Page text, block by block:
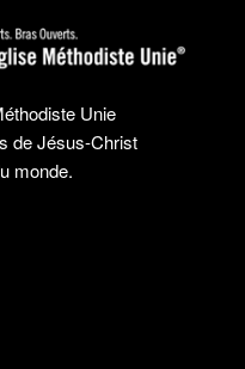
Unie
de Jésus-Christ
monde.